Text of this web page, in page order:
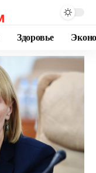
Здоровье